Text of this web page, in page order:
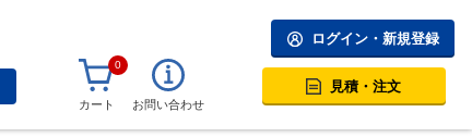
ログイン・新規登録
0
カート お問い合わせ
見積・注文